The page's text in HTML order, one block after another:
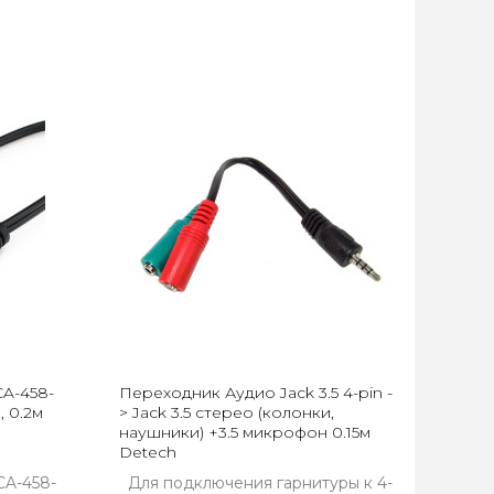
458-
0.2м
458-
Переходник Аудио Jack 3.5 4-pin -
> Jack 3.5 стерео (колонки,
наушники) +3.5 микрофон 0.15м
Detech
Для подключения гарнитуры к 4-